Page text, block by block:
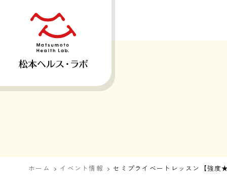
ホーム イベント情報 セミプライベートレッスン【強